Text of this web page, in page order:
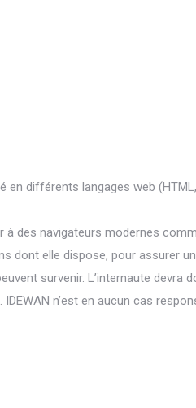
en différents langages web
des navigateurs modernes
dont elle dispose, pour assurer
survenir. L’internaute devra
n’est en aucun cas